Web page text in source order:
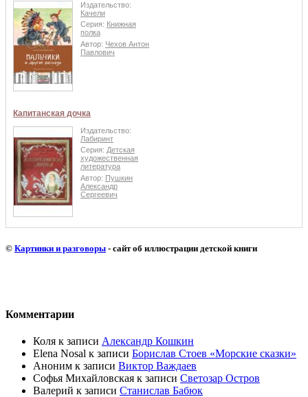
Издательство:
Качели
Серия: Книжная
полка
Автор: Чехов Антон
Павлович
Капитанская дочка
Издательство:
Лабиринт
Серия: Детская
художественная
литература
Автор: Пушкин
Александр
Сергеевич
© Картинки и разговоры - сайт об иллюстрации детской книги
Комментарии
Коля к записи Александр Кошкин
Elena Nosal к записи Борислав Стоев «Морские сказки»
Аноним к записи Виктор Важдаев
Софья Михайловская к записи Светозар Остров
Валерий к записи Станислав Бабюк